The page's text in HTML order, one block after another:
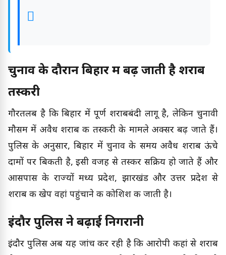
चुनाव के दौरान बिहार में बढ़ जाती है शराब
तस्करी
गौरतलब है कि बिहार में पूर्ण शराबबंदी लागू है, लेकिन चुनावी
मौसम में अवैध शराब की तस्करी के मामले अक्सर बढ़ जाते हैं।
पुलिस के अनुसार, बिहार में चुनाव के समय अवैध शराब ऊंचे
दामों पर बिकती है, इसी वजह से तस्कर सक्रिय हो जाते हैं और
आसपास के राज्यों मध्य प्रदेश, झारखंड और उत्तर प्रदेश से
शराब की खेप वहां पहुंचाने की कोशिश की जाती है।
इंदौर पुलिस ने बढ़ाई निगरानी
इंदौर पुलिस अब यह जांच कर रही है कि आरोपी कहां से शराब